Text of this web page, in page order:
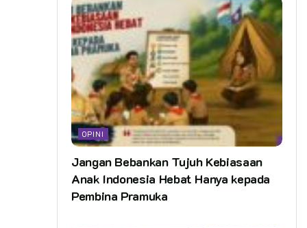
OPINI
Jangan Bebankan Tujuh Kebiasaan
Anak Indonesia Hebat Hanya kepada
Pembina Pramuka